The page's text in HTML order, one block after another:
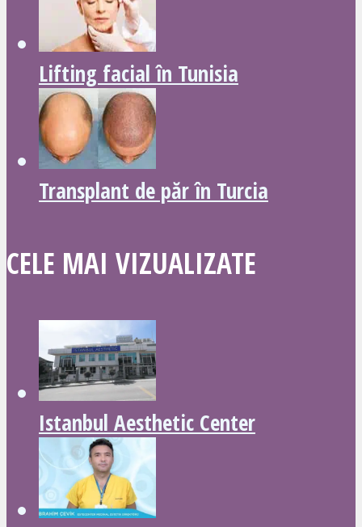
Lifting facial în Tunisia
Transplant de păr în Turcia
CELE MAI VIZUALIZATE
Istanbul Aesthetic Center